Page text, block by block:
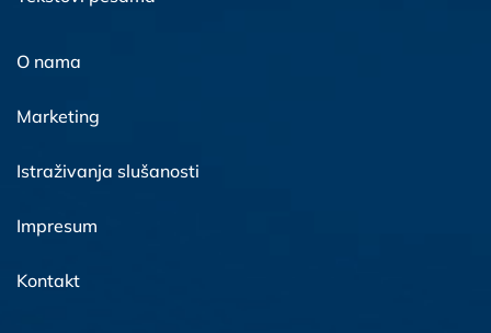
O nama
Marketing
Istraživanja slušanosti
Impresum
Kontakt